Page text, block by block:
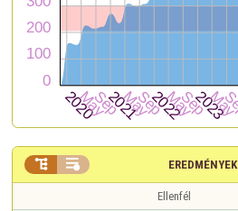
EREDMÉNYEK
 
Ellenfél